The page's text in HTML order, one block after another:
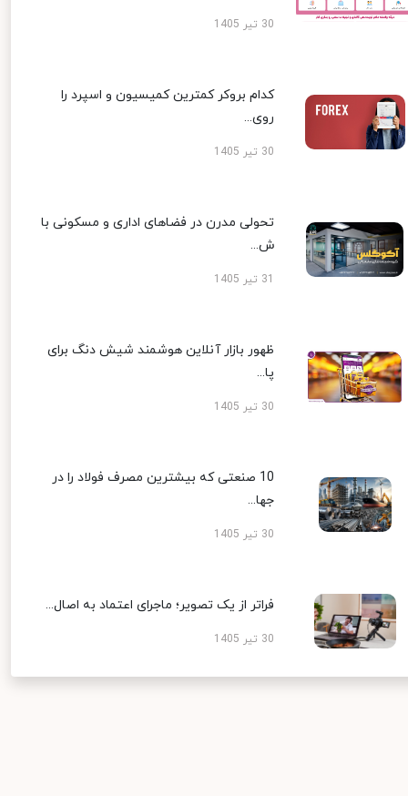
30 تیر 1405
کدام بروکر کمترین کمیسیون و اسپرد را
روی...
30 تیر 1405
تحولی مدرن در فضاهای اداری و مسکونی با
ش...
ظهور بازار آنلاین هوشمند شیش دنگ برای
پا...
30 تیر 1405
10 صنعتی که بیشترین مصرف فولاد را در
جها...
30 تیر 1405
فراتر از یک تصویر؛ ماجرای اعتماد به اصال...
30 تیر 1405